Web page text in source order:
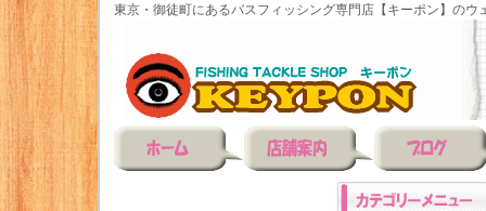
東京・御徒町にあるバスフィッシング専門店【キーポン】のウ